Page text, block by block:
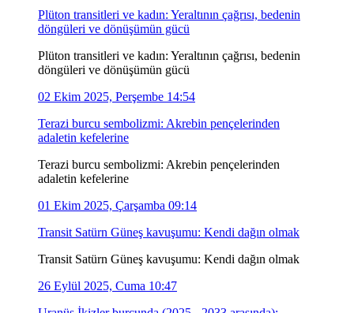
Plüton transitleri ve kadın: Yeraltının çağrısı, bedenin
döngüleri ve dönüşümün gücü
Plüton transitleri ve kadın: Yeraltının çağrısı, bedenin
döngüleri ve dönüşümün gücü
02 Ekim 2025, Perşembe 14:54
Terazi burcu sembolizmi: Akrebin pençelerinden
adaletin kefelerine
Terazi burcu sembolizmi: Akrebin pençelerinden
adaletin kefelerine
01 Ekim 2025, Çarşamba 09:14
Transit Satürn Güneş kavuşumu: Kendi dağın olmak
Transit Satürn Güneş kavuşumu: Kendi dağın olmak
26 Eylül 2025, Cuma 10:47